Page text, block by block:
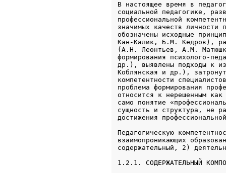
В настоящее время в
социальной педагогике,
профессиональной
значимых качеств
обозначены исходные
Кан-Калик, Б.М. Кедров),
(А.Н. Леонтьев, А.М.
формирования психолого-
др.), выявлены подходы к
Коблянская и др.),
компетентности
проблема формирования
относится к нерешенным
само понятие
сущность и структура, не
достижения
Педагогическую
взаимопроникающих
1.2.1. СОДЕРЖАТЕЛЬНЫЙ